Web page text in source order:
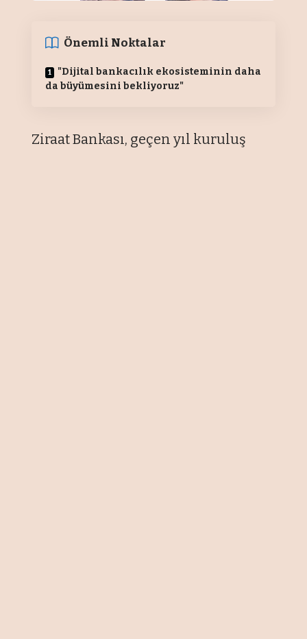
Önemli Noktalar
"Dijital bankacılık ekosisteminin daha
da büyümesini bekliyoruz"
Ziraat Bankası, geçen yıl kuruluş